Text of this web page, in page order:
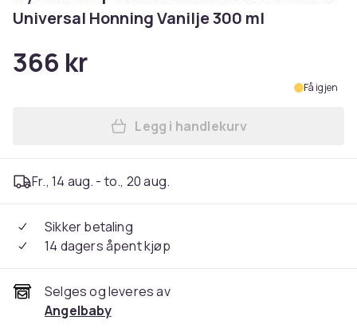
Universal Honning Vanilje 300 ml
366 kr
Få igjen
Legg Flytende såpe
Legg i handlekurv
Fr., 14 aug. - to., 20 aug.
Sikker betaling
14 dagers åpent kjøp
Selges og leveres av
Angelbaby